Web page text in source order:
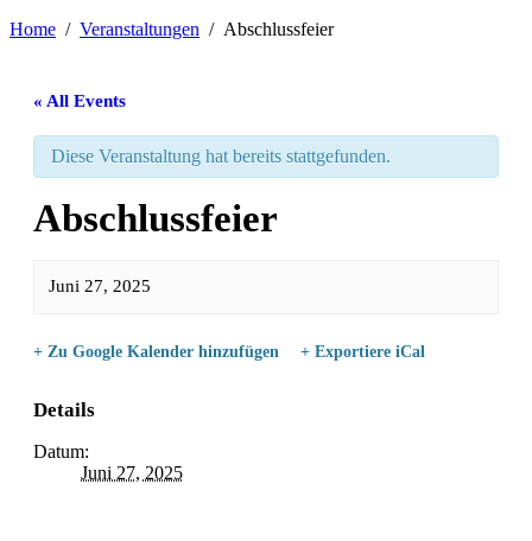
Home
Veranstaltungen Abschlussfeier
« All Events
Diese Veranstaltung hat bereits stattgefunden.
Abschlussfeier
Juni 27, 2025
+ Zu Google Kalender hinzufügen + Exportiere iCal
Details
Datum:
Juni 27, 2025